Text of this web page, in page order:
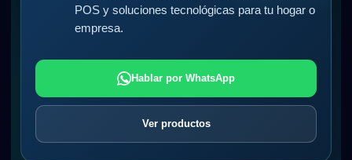
POS y soluciones tecnológicas para tu hogar o
empresa.
Hablar por WhatsApp
Ver productos